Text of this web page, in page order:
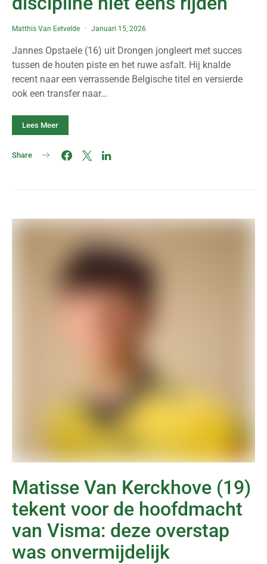
Matthis Van Eetvelde Januari 15, 2026
Jannes Opstaele (16) uit Drongen jongleert met succes
tussen de houten piste en het ruwe asfalt. Hij knalde
recent naar een verrassende Belgische titel en versierde
ook een transfer naar…
Lees Meer
Share
Matisse Van Kerckhove (19)
tekent voor de hoofdmacht
van Visma: deze overstap
was onvermijdelijk